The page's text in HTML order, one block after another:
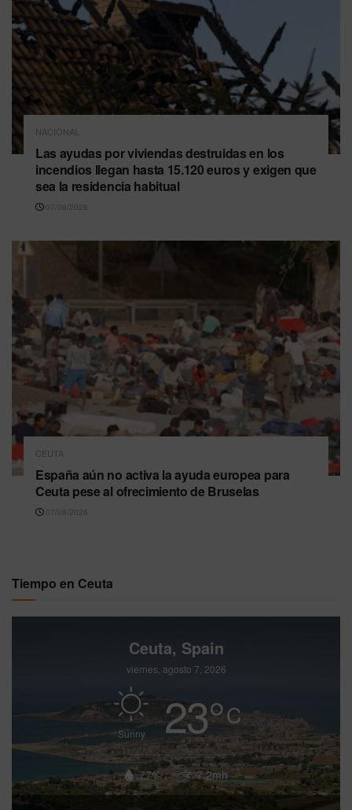
NACIONAL
Las ayudas por viviendas destruidas en los
incendios llegan hasta 15.120 euros y exigen que
sea la residencia habitual
07/08/2026
CEUTA
España aún no activa la ayuda europea para
Ceuta pese al ofrecimiento de Bruselas
07/08/2026
Tiempo en Ceuta
Ceuta, Spain
viernes, agosto 7, 2026
Sunny 23°C
77% 7.2mh